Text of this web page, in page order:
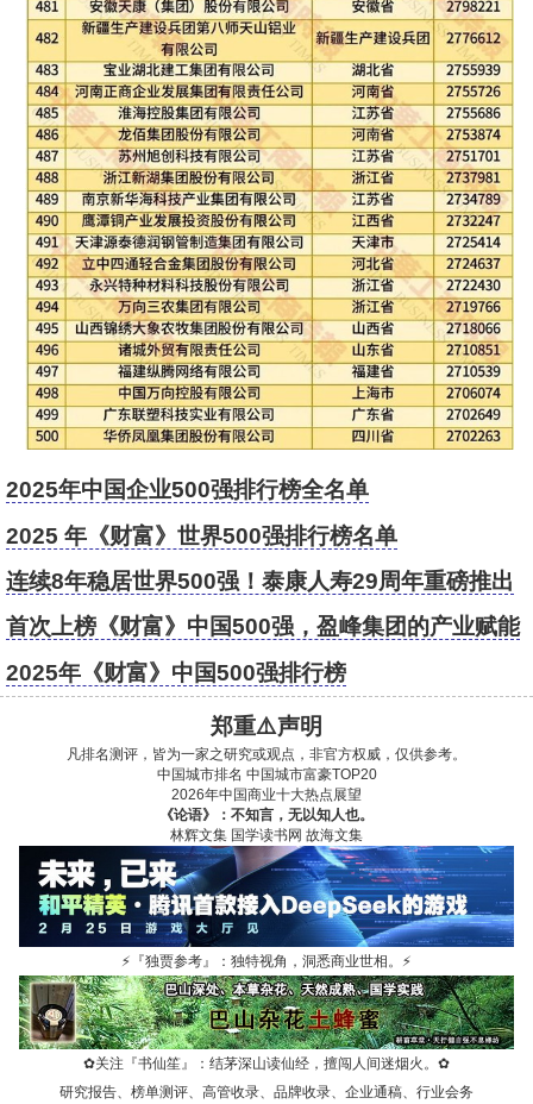
2025年中国企业500强排行榜全名单
2025 年《财富》世界500强排行榜名单
连续8年稳居世界500强！泰康人寿29周年重磅推出
鑫享世家（庆典版）
首次上榜《财富》中国500强，盈峰集团的产业赋能
牛在哪？
2025年《财富》中国500强排行榜
郑重⚠️声明
凡排名测评，皆为一家之研究或观点，非官方权威，仅供参考。
中国城市排名 中国城市富豪TOP20
2026年中国商业十大热点展望
《论语》：不知言，无以知人也。
林辉文集 国学读书网 故海文集
⚡ 『独贾参考』：独特视角，洞悉商业世相。 ⚡
✿关注『书仙笙』：结茅深山读仙经，擅闯人间迷烟火。 ✿
研究报告、榜单测评、高管收录、品牌收录、企业通稿、行业会务